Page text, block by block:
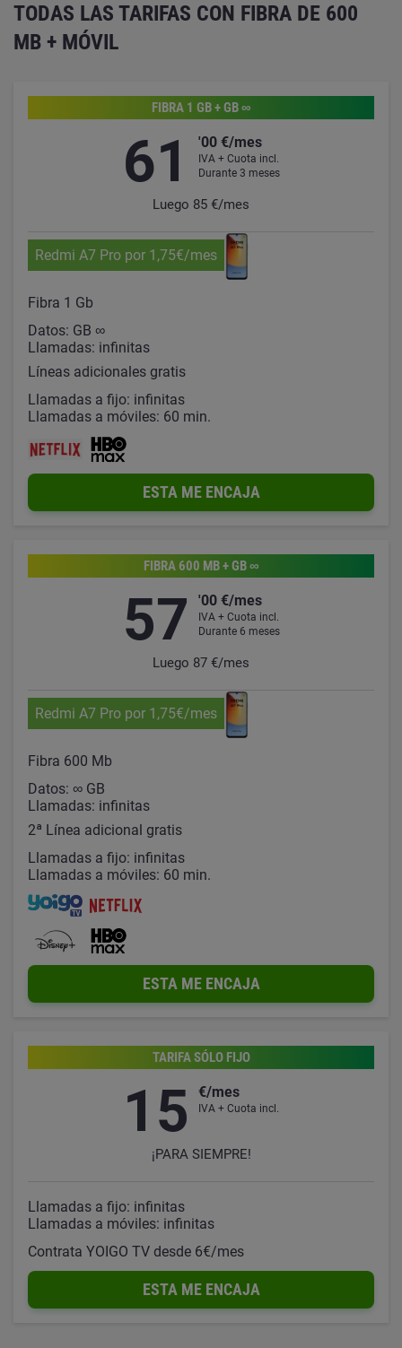
TODAS LAS TARIFAS CON FIBRA DE 600
MB + MÓVIL
FIBRA 1 GB + GB ∞
61 '00 €/mes
IVA + Cuota incl.
Durante 3 meses
Luego 85 €/mes
Redmi A7 Pro por 1,75€/mes
Fibra 1 Gb
Datos: GB ∞
Llamadas: infinitas
Líneas adicionales gratis
Llamadas a fijo: infinitas
Llamadas a móviles: 60 min.
ESTA ME ENCAJA
FIBRA 600 MB + GB ∞
57 '00 €/mes
IVA + Cuota incl.
Durante 6 meses
Luego 87 €/mes
Redmi A7 Pro por 1,75€/mes
Fibra 600 Mb
Datos: ∞ GB
Llamadas: infinitas
2ª Línea adicional gratis
Llamadas a fijo: infinitas
Llamadas a móviles: 60 min.
ESTA ME ENCAJA
TARIFA SÓLO FIJO
15 €/mes
IVA + Cuota incl.
¡PARA SIEMPRE!
Llamadas a fijo: infinitas
Llamadas a móviles: infinitas
Contrata YOIGO TV desde 6€/mes
ESTA ME ENCAJA